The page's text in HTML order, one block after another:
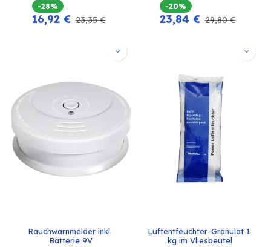
-28%
16,92€ 23,35€
-20%
23,84 € 29,80€
Rauchwarnmelder inkl.
Batterie 9V
Luftentfeuchter-Granulat 1
kg im Vliesbeutel